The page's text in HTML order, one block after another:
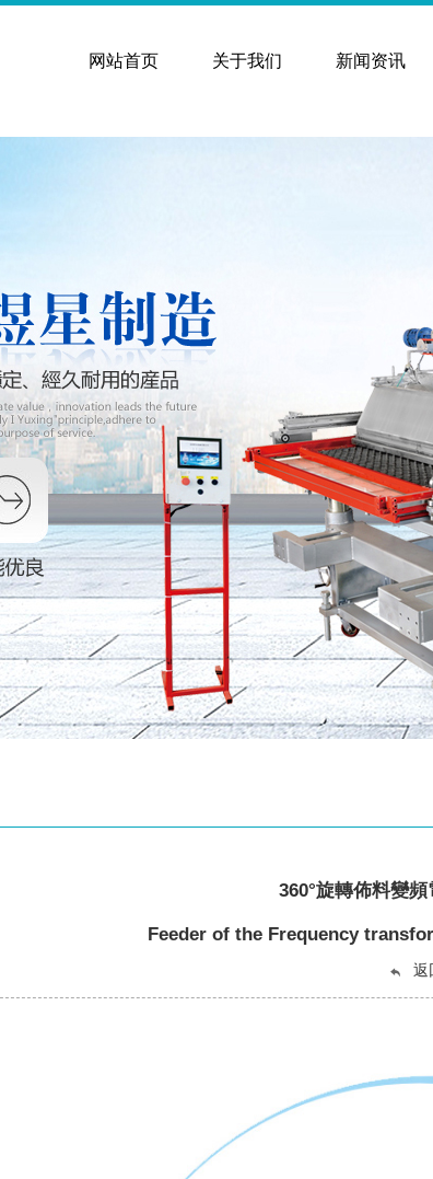
网站首页 关于我们 新闻资讯
360°旋轉佈料變
Feeder of the Frequency
返